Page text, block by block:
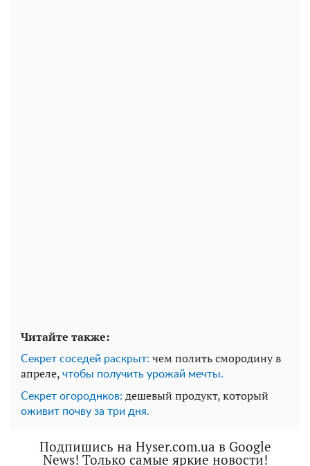
Читайте также:
Секрет соседей раскрыт: чем полить смородину в
апреле, чтобы получить урожай мечты.
Секрет огороднков: дешевый продукт, который
оживит почву за три дня.
Подпишись на Hyser.com.ua в Google
News! Только самые яркие новости!